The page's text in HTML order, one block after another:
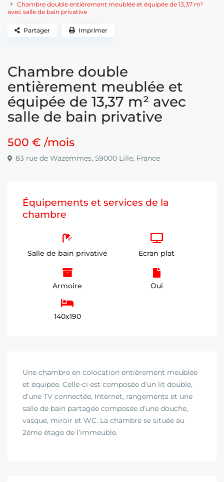
Chambre double entièrement meublée et équipée de 13,37 m²
avec salle de bain privative
Chambre double
entièrement meublée et
équipée de 13,37 m² avec
salle de bain privative
500 €/mois
83 rue de Wazemmes, 59000 Lille, France
Partager Imprimer
Équipements et services de la
chambre
Salle de bain privative Ecran plat
Armoire Oui
140x190
Une chambre en colocation entièrement meublée
et équipée. Celle-ci est composée d’un lit double,
d’une TV connectée, Internet, rangements et une
salle de bain partagée composée d’une douche,
vasque, miroir et WC. La chambre se située au
2ème étage de l’immeuble.